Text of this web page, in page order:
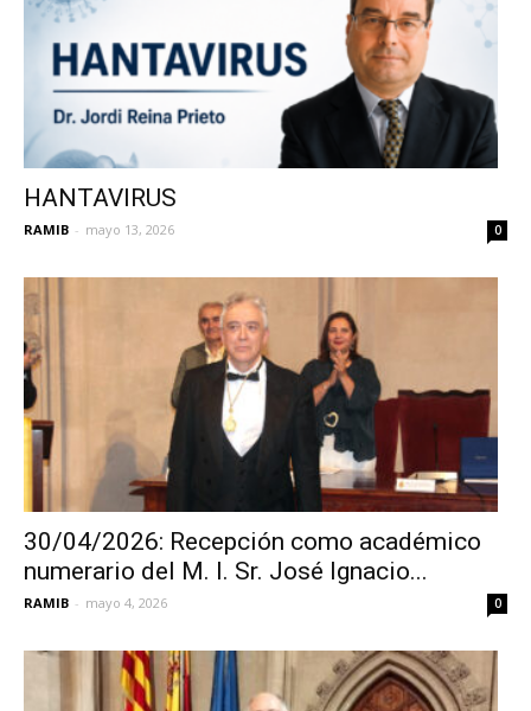
HANTAVIRUS
RAMIB - mayo 13, 2026 0
30/04/2026: Recepción como académico
numerario del M. I. Sr. José Ignacio...
RAMIB - mayo 4, 2026 0